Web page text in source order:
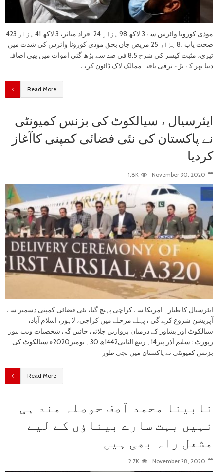
موذی کورونا وائرس سے 3 لاکھ 98 ہزار 24 افراد متاثر، 3 لاکھ 41 ہزار 423
صحت یاب ،8 ہزار 25 مریض جاں بحق موذی کورونا وائرس کی شدت میں
تیزی، مثبت کیسز کی شرح 8.5 فی صد سے بڑھ گئی اموات میں بھی اضافہ
دنیا بھر کے بڑے ترقی یافتہ ممالک لاک ڈائون کرنے
Read More
ایئرسیال ، سیالکوٹ کی بزنس کمیونٹی
نے پاکستان کی نئی فضائی کمپنی کاآغاز
کردیا
November 30, 2020
1.8K
ایئرسیال کا طیارہ امریکا سے کراچی پہنچ گیا، نئی فضائی کمپنی دسمبر سے
آپریشن شروع کرے گی ، پہلے مرحلے میں کراچی، لاہور، اسلام آباد،
سیالکوٹ اور پشاور کے درمیان پروازیں چلائی جائیں گی شخصیات ویب نیوز
رپورٹ : سلیم آذر پیر14؍ ربیع الثانی1442ھ 30؍ نومبر2020ء سیالکوٹ کی
بزنس کمیونٹی نے پاکستان میں نجی طور
Read More
نابینا محمد آصف حوصلہ مند ہی
نہیں بہت سارے بیناﺅں کے لیے
مشعل راہ بھی ہیں
November 28, 2020
2.7K